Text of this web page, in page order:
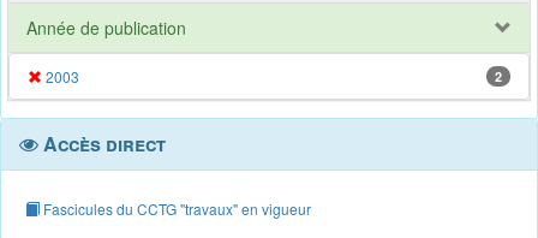
Année de publication
2003 2
Accès direct
Fascicules du CCTG "travaux" en vigueur